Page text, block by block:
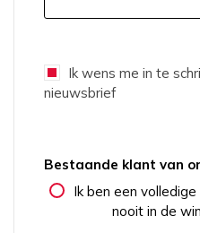
Ik wens me in te
nieuwsbrief
Bestaande klant van
Ik ben een
nooit in de